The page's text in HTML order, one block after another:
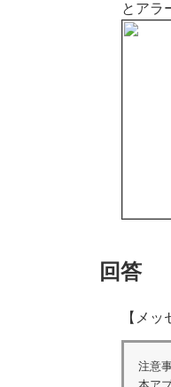
とアラ
回答
【メッ
注意